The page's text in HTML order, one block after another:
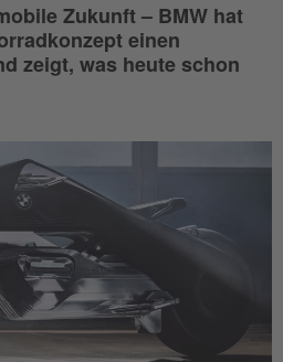
Zukunft – BMW hat
einen
zeigt, was heute schon